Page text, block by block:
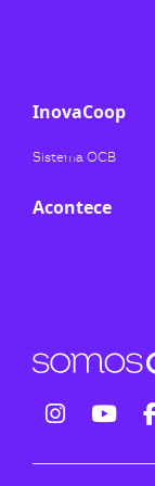
InovaCoop
Sistema OCB
Acontece
fab fab